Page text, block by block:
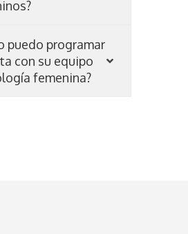
puedo programar
con su equipo
femenina?